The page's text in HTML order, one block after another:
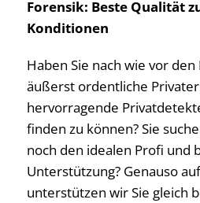
Forensik: Beste Qualität
Konditionen
Haben Sie nach wie vor
äußerst ordentliche
hervorragende
finden zu können? Sie
noch den idealen Profi und
Unterstützung? Genauso
unterstützen wir Sie gleich